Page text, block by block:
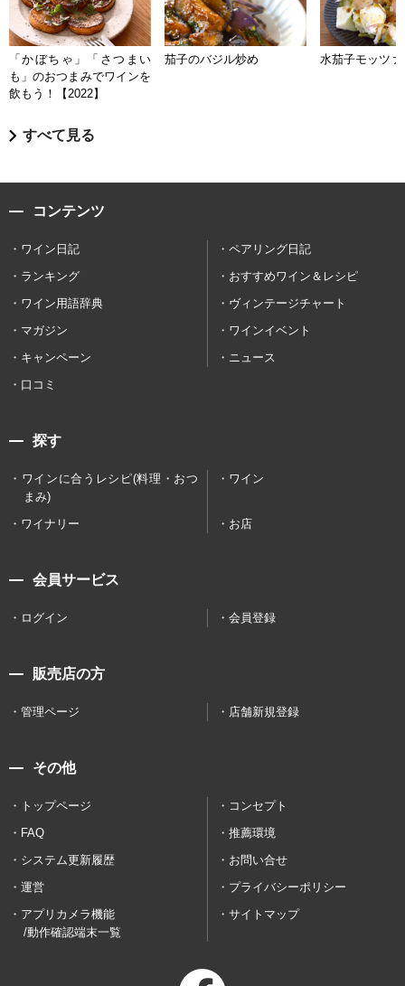
「かぼちゃ」「さつまい
も」のおつまみでワインを
飲もう！【2022】
茄子のバジル炒め 水茄子モッツァ
すべて見る
コンテンツ
ワイン日記
ペアリング日記
ランキング
おすすめワイン＆レシピ
ワイン用語辞典
ヴィンテージチャート
マガジン
ワインイベント
キャンペーン
ニュース
口コミ
探す
ワインに合うレシピ(料理・おつ
まみ)
ワイン
ワイナリー お店
会員サービス
ログイン 会員登録
販売店の方
管理ページ 店舗新規登録
その他
トップページ
コンセプト
FAQ
推薦環境
システム更新履歴
お問い合せ
運営
プライバシーポリシー
アプリカメラ機能
/動作確認端末一覧
サイトマップ